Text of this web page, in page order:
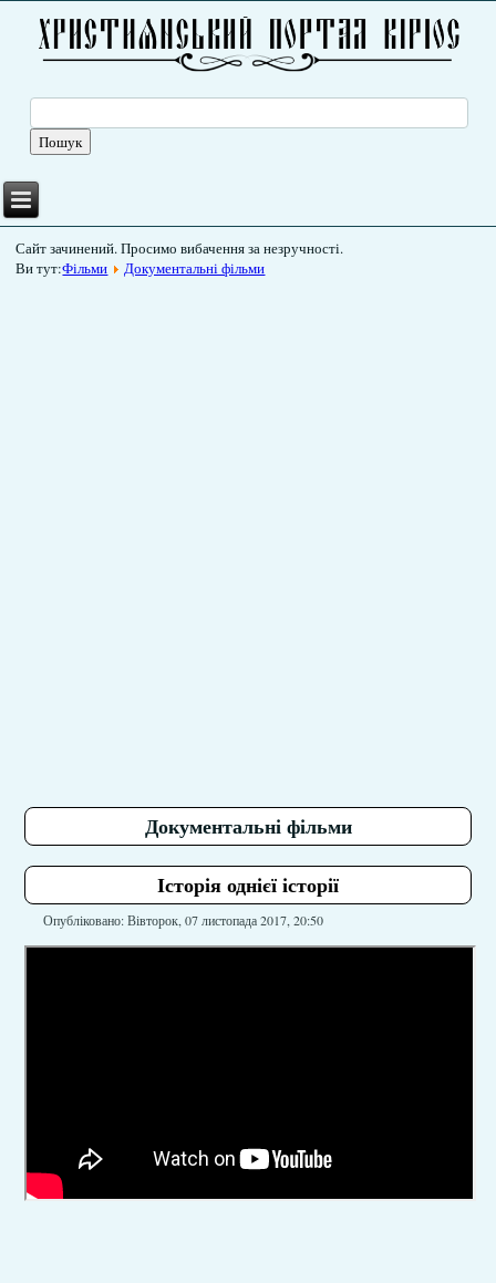
Сайт зачинений. Просимо вибачення за незручності.
Ви тут:Фільми Документальні фільми
Документальні фільми
Історія однієї історії
Опубліковано: Вівторок, 07 листопада 2017, 20:50